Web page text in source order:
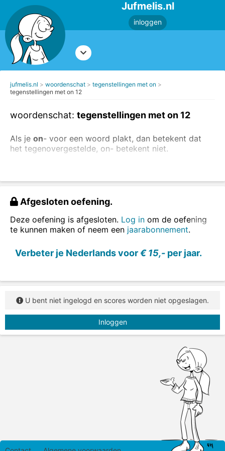
Jufmelis.nl
inloggen
jufmelis.nl woordenschat
tegenstellingen met on
tegenstellingen met on 12
woordenschat: tegenstellingen met on 12
Als je on- voor een woord plakt, dan betekent dat
het tegenovergestelde, on- betekent niet.
Maak ook de andere oefeningen over de
tegenstellingen.
Maak de juiste tegenstelling met on-.
Afgesloten oefening.
Deze oefening is afgesloten. Log in om de oefening
te kunnen maken of neem een jaarabonnement.
Verbeter je Nederlands voor€ 15,- per jaar.
U bent niet ingelogd en scores worden niet opgeslagen.
Inloggen